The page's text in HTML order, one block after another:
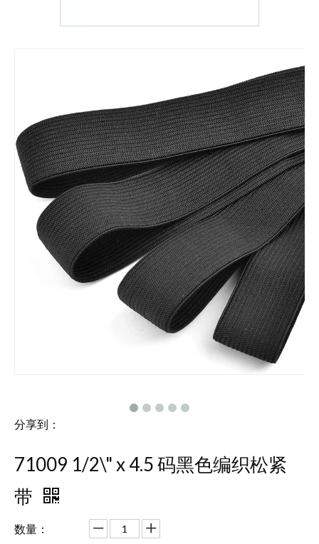
分享到：
71009 1/2\" x 4.5 码黑色编织松紧
带
数量：